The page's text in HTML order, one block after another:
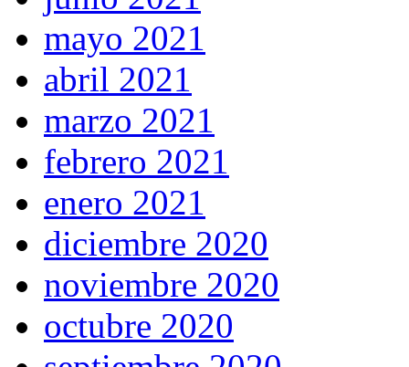
mayo 2021
abril 2021
marzo 2021
febrero 2021
enero 2021
diciembre 2020
noviembre 2020
octubre 2020